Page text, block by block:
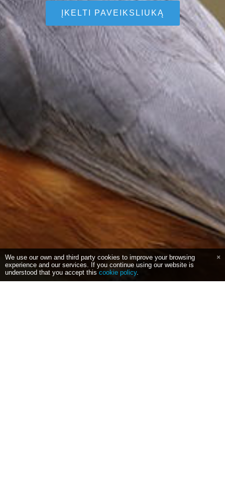
ĮKELTI PAVEIKSLIUKĄ
We use our own and third party cookies to improve your browsing
experience and our services. If you continue using our website is
understood that you accept this cookie policy.